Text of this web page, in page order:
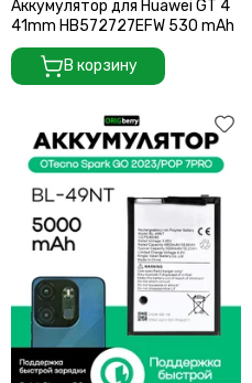
Аккумулятор для Huawei GT 4
41mm HB572727EFW 530 mAh
В корзину